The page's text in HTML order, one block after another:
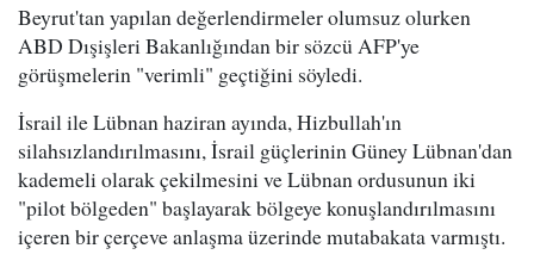
Beyrut'tan yapılan değerlendirmeler olumsuz olurken
ABD Dışişleri Bakanlığından bir sözcü AFP'ye
görüşmelerin "verimli" geçtiğini söyledi.
İsrail ile Lübnan haziran ayında, Hizbullah'ın
silahsızlandırılmasını, İsrail güçlerinin Güney Lübnan'dan
kademeli olarak çekilmesini ve Lübnan ordusunun iki
"pilot bölgeden" başlayarak bölgeye konuşlandırılmasını
içeren bir çerçeve anlaşma üzerinde mutabakata varmıştı.